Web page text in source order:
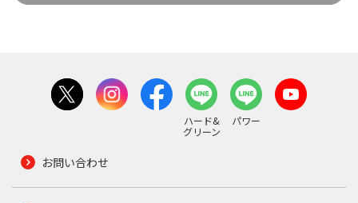
ハード&
グリーン
パワー
お問い合わせ